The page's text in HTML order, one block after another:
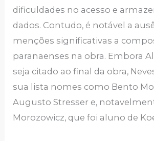
dificuldades no acesso e
dados. Contudo, é notável a
menções significativas a
paranaenses na obra. Embora
seja citado ao final da obra,
sua lista nomes como Bento
Augusto Stresser e,
Morozowicz, que foi aluno de